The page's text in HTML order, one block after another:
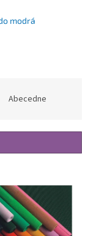
modrá
Abecedne